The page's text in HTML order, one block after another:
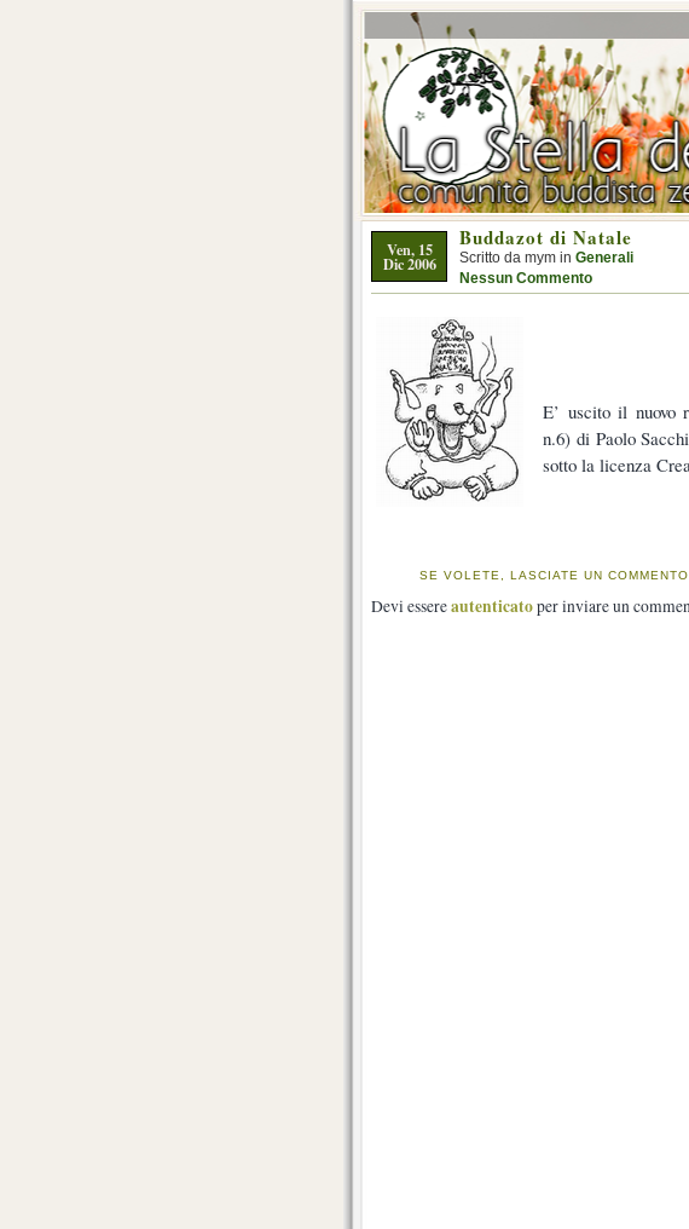
Ven, 15
Dic 2006
Buddazot di Natale
Scritto da mym in Generali
Nessun Commento
E’ uscito il
n.6) di Paolo
sotto la licenza
SE VOLETE, LASCIATE UN COMMENTO.
Devi essereautenticatoper inviare un